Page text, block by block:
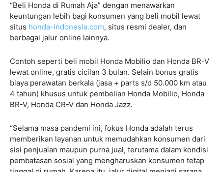
“Beli Honda di Rumah Aja” dengan menawarkan
keuntungan lebih bagi konsumen yang beli mobil lewat
situs honda-indonesia.com, situs resmi dealer, dan
berbagai jalur online lainnya.
Contoh seperti beli mobil Honda Mobilio dan Honda BR-V
lewat online, gratis cicilan 3 bulan. Selain bonus gratis
biaya perawatan berkala (jasa + parts s/d 50.000 km atau
4 tahun) khusus untuk pembelian Honda Mobilio, Honda
BR-V, Honda CR-V dan Honda Jazz.
“Selama masa pandemi ini, fokus Honda adalah terus
memberikan layanan untuk memudahkan konsumen dari
sisi penjualan maupun purna jual, terutama dalam kondisi
pembatasan sosial yang mengharuskan konsumen tetap